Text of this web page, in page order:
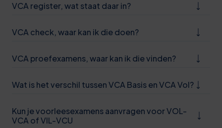
VCA register, wat staat daar in?
VCA check, waar kan ik die doen?
VCA proefexamens, waar kan ik die vinden?
Wat is het verschil tussen VCA Basis en VCA Vol?
Kun je voorleesexamens aanvragen voor VOL-
VCA of VIL-VCU
0